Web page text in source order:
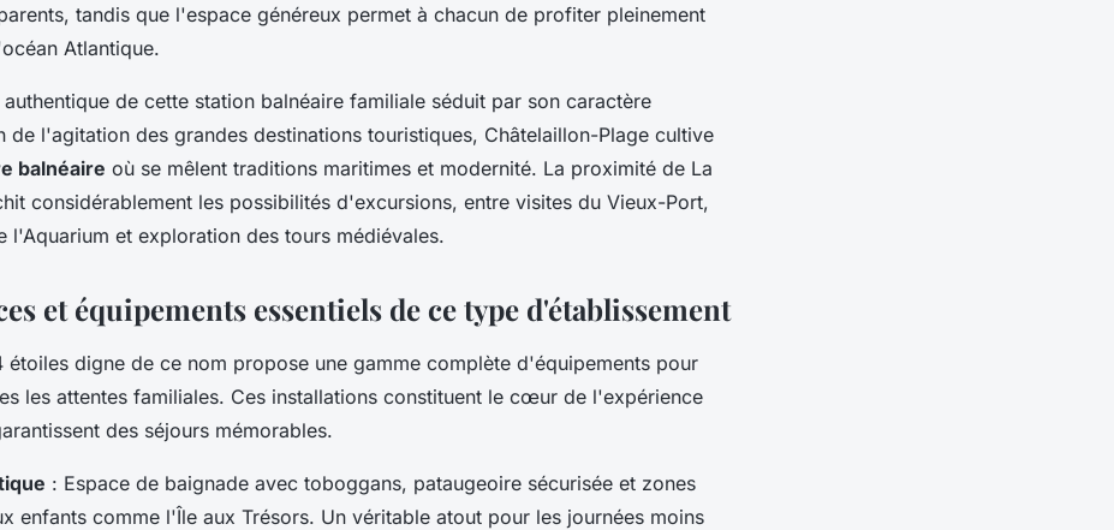
tandis que l'espace généreux permet à chacun de profiter pleinement
Atlantique.
de cette station balnéaire familiale séduit par son caractère
de l'agitation des grandes destinations touristiques, Châtelaillon-Plage cultive
balnéaire où se mêlent traditions maritimes et modernité. La proximité de La
considérablement les possibilités d'excursions, entre visites du Vieux-Port,
l'Aquarium et exploration des tours médiévales.
et équipements essentiels de ce type d'établissement
étoiles digne de ce nom propose une gamme complète d'équipements pour
les attentes familiales. Ces installations constituent le cœur de l'expérience
des séjours mémorables.
: Espace de baignade avec toboggans, pataugeoire sécurisée et zones
enfants comme l'Île aux Trésors. Un véritable atout pour les journées moins